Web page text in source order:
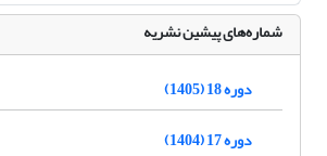
شماره‌های پیشین نشریه
دوره 18 (1405)
دوره 17 (1404)